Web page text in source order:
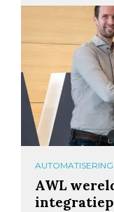
AUTOMATISERING
AWL